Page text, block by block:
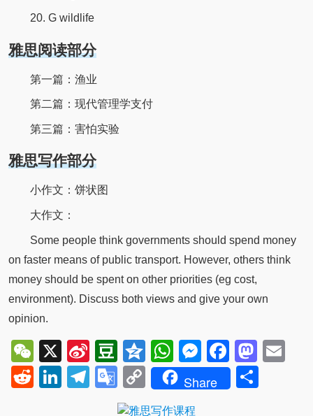
20. G wildlife
雅思阅读部分
第一篇：渔业
第二篇：现代管理学支付
第三篇：害怕实验
雅思写作部分
小作文：饼状图
大作文：
Some people think governments should spend money
on faster means of public transport. However, others think
money should be spent on other priorities (eg cost,
environment). Discuss both views and give your own
opinion.
WeChat
X
Sina
Weibo
Douban
QzoneWhatsApp
Messenger
RedditLinkedIn
Telegram
Google
Translate
Copy
Link
Share